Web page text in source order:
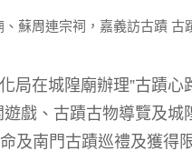
局在城隍廟辦理”古蹟心
戲、古蹟古物導覽及城
及南門古蹟巡禮及獲得